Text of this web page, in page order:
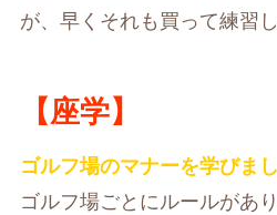
が、早くそれも買って練習
【座学】
ゴルフ場のマナーを学びまし
ゴルフ場ごとにルールがあ